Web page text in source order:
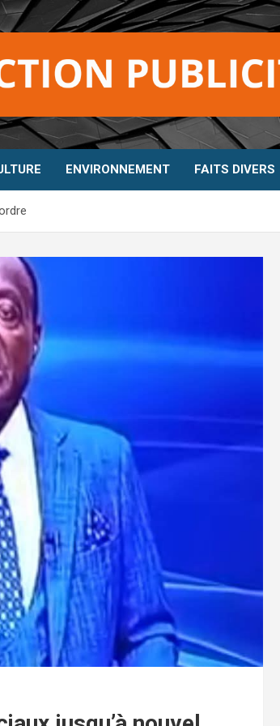
ENVIRONNEMENT FAITS DIVERS